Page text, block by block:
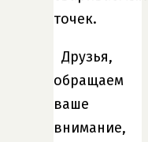
точек.
Друзья,
обращаем
ваше
внимание,